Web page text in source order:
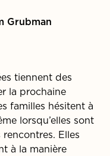
Grubman
tiennent des
la prochaine
familles hésitent à
lorsqu’elles sont
Elles
à la manière